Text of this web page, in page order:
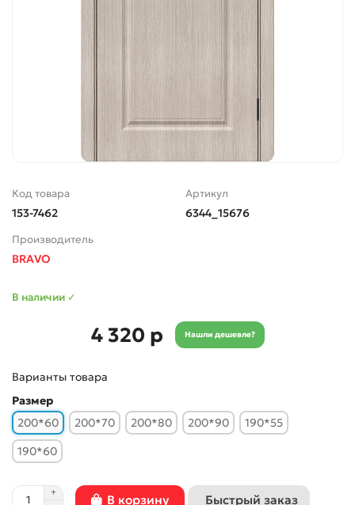
Код товара
153-7462
Артикул
6344_15676
Производитель
BRAVO
В наличии ✓
4 320 р Нашли дешевле?
Варианты товара
Размер
200*60
200*70 200*80 200*90
190*55
190*60
В корзину Быстрый заказ